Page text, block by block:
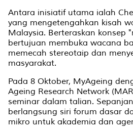
Antara inisiatif utama ialah
yang mengetengahkan kisah
Malaysia. Berteraskan konsep
bertujuan membuka wacana
memecah stereotaip dan
masyarakat.
Pada 8 Oktober, MyAgeing
Ageing Research Network
seminar dalam talian.
berlangsung siri forum dasar
mikro untuk akademia dan